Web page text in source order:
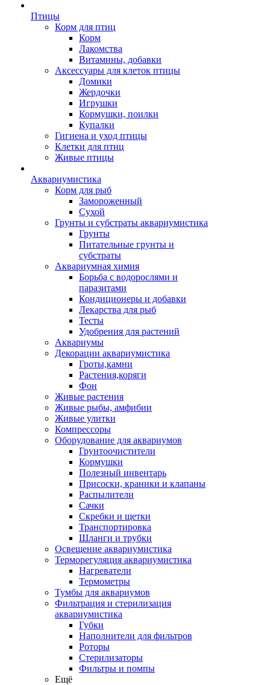
Птицы
Корм для птиц
Корм
Лакомства
Витамины, добавки
Аксессуары для клеток птицы
Домики
Жердочки
Игрушки
Кормушки, поилки
Купалки
Гигиена и уход птицы
Клетки для птиц
Живые птицы
Аквариумистика
Корм для рыб
Замороженный
Сухой
Грунты и субстраты аквариумистика
Грунты
Питательные грунты и
субстраты
Аквариумная химия
Борьба с водорослями и
паразитами
Кондиционеры и добавки
Лекарства для рыб
Тесты
Удобрения для растений
Аквариумы
Декорации аквариумистика
Гроты,камни
Растения,коряги
Фон
Живые растения
Живые рыбы, амфибии
Живые улитки
Компрессоры
Оборудование для аквариумов
Грунтоочистители
Кормушки
Полезный инвентарь
Присоски, краники и клапаны
Распылители
Сачки
Скребки и щетки
Транспортировка
Шланги и трубки
Освещение аквариумистика
Терморегуляция аквариумистика
Нагреватели
Термометры
Тумбы для аквариумов
Фильтрация и стерилизация
аквариумистика
Губки
Наполнители для фильтров
Роторы
Стерилизаторы
Фильтры и помпы
Ещё